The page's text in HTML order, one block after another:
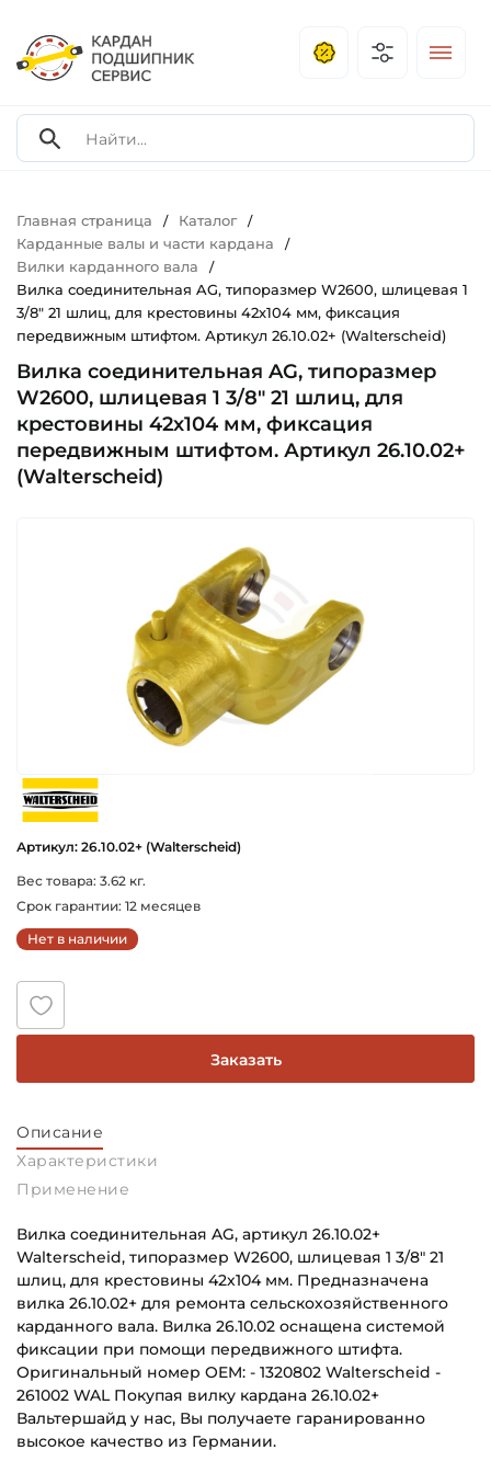
Главная страница / Каталог /
Карданные валы и части кардана /
Вилки карданного вала /
Вилка соединительная AG, типоразмер W2600, шлицевая 1
3/8" 21 шлиц, для крестовины 42х104 мм, фиксация
передвижным штифтом. Артикул 26.10.02+ (Walterscheid)
Вилка соединительная AG, типоразмер
W2600, шлицевая 1 3/8" 21 шлиц, для
крестовины 42х104 мм, фиксация
передвижным штифтом. Артикул 26.10.02+
(Walterscheid)
Артикул: 26.10.02+ (Walterscheid)
Вес товара: 3.62 кг.
Срок гарантии: 12 месяцев
Нет в наличии
Заказать
Описание
Характеристики
Применение
Вилка соединительная AG, артикул 26.10.02+
Walterscheid, типоразмер W2600, шлицевая 1 3/8" 21
шлиц, для крестовины 42х104 мм. Предназначена
вилка 26.10.02+ для ремонта сельскохозяйственного
карданного вала. Вилка 26.10.02 оснащена системой
фиксации при помощи передвижного штифта.
Оригинальный номер OEM: - 1320802 Walterscheid -
261002 WAL Покупая вилку кардана 26.10.02+
Вальтершайд у нас, Вы получаете гаранированно
высокое качество из Германии.